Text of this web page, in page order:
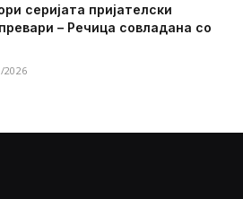
серијата пријателски
– Речица совладана со
2026